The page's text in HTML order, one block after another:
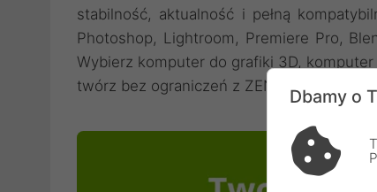
stabilność, aktualność i pełną
Photoshop, Lightroom, Premiere Pro,
Wybierz komputer do grafiki 3D,
twórz bez ograniczeń z ZENPC Studio.
Dbamy o